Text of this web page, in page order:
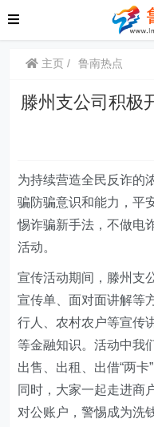
主页 鲁南热点
滕州支公司积极
为持续营造全民反诈的
骗防骗意识和能力，平
惕诈骗新手法，不做电
活动。
宣传活动期间，滕州支
宣传单、面对面讲解等
行人、农村农户等宣传
等金融知识。活动中我
出售、出租、出借“两卡
同时，大家一起走进商
对公账户，警惕成为洗